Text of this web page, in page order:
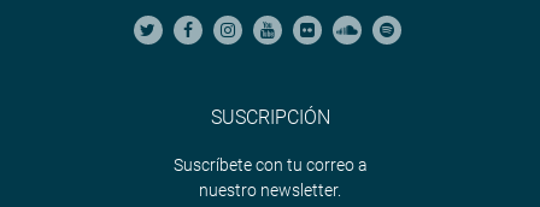
SUSCRIPCIÓN
Suscríbete con tu correo a
nuestro newsletter.